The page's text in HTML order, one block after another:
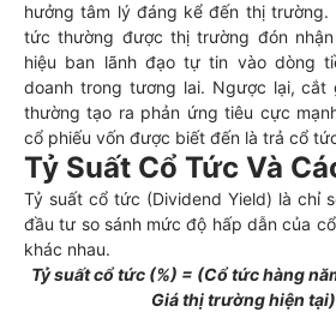
hưởng tâm lý đáng kể đến thị trường.
tức thường được thị trường đón
hiệu ban lãnh đạo tự tin vào dòng
doanh trong tương lai. Ngược lại, cắt
thường tạo ra phản ứng tiêu cực
cổ phiếu vốn được biết đến là trả cổ
Tỷ Suất Cổ Tức Và
Tỷ suất cổ tức (Dividend Yield) là chỉ
đầu tư so sánh mức độ hấp dẫn của
khác nhau.
Tỷ suất cổ tức (%) = (Cổ tức hàng
Giá thị trường hiện